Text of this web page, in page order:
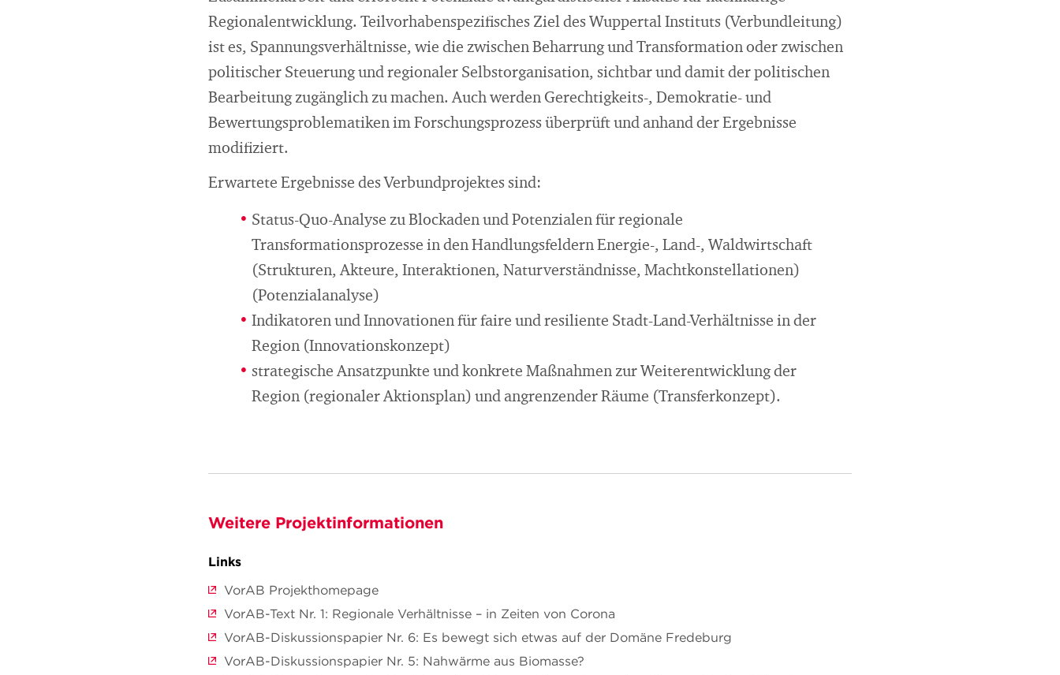
Regionalentwicklung. Teilvorhabenspezifisches Ziel des Wuppertal Instituts (Verbundleitung)
ist es, Spannungsverhältnisse, wie die zwischen Beharrung und Transformation oder zwischen
politischer Steuerung und regionaler Selbstorganisation, sichtbar und damit der politischen
Bearbeitung zugänglich zu machen. Auch werden Gerechtigkeits-, Demokratie- und
Bewertungsproblematiken im Forschungsprozess überprüft und anhand der Ergebnisse
modifiziert.
Erwartete Ergebnisse des Verbundprojektes sind:
Status-Quo-Analyse zu Blockaden und Potenzialen für regionale
Transformationsprozesse in den Handlungsfeldern Energie-, Land-, Waldwirtschaft
(Strukturen, Akteure, Interaktionen, Naturverständnisse, Machtkonstellationen)
(Potenzialanalyse)
Indikatoren und Innovationen für faire und resiliente Stadt-Land-Verhältnisse in der
Region (Innovationskonzept)
strategische Ansatzpunkte und konkrete Maßnahmen zur Weiterentwicklung der
Region (regionaler Aktionsplan) und angrenzender Räume (Transferkonzept).
Weitere Projektinformationen
Links
VorAB Projekthomepage
VorAB-Text Nr. 1: Regionale Verhältnisse – in Zeiten von Corona
VorAB-Diskussionspapier Nr. 6: Es bewegt sich etwas auf der Domäne Fredeburg
VorAB-Diskussionspapier Nr. 5: Nahwärme aus Biomasse?